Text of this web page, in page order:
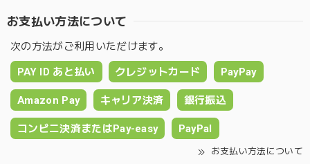
お支払い方法について
次の方法がご利用いただけます。
PAY ID あと払い クレジットカード PayPay
Amazon Pay キャリア決済 銀行振込
コンビニ決済またはPay-easy PayPal
お支払い方法について